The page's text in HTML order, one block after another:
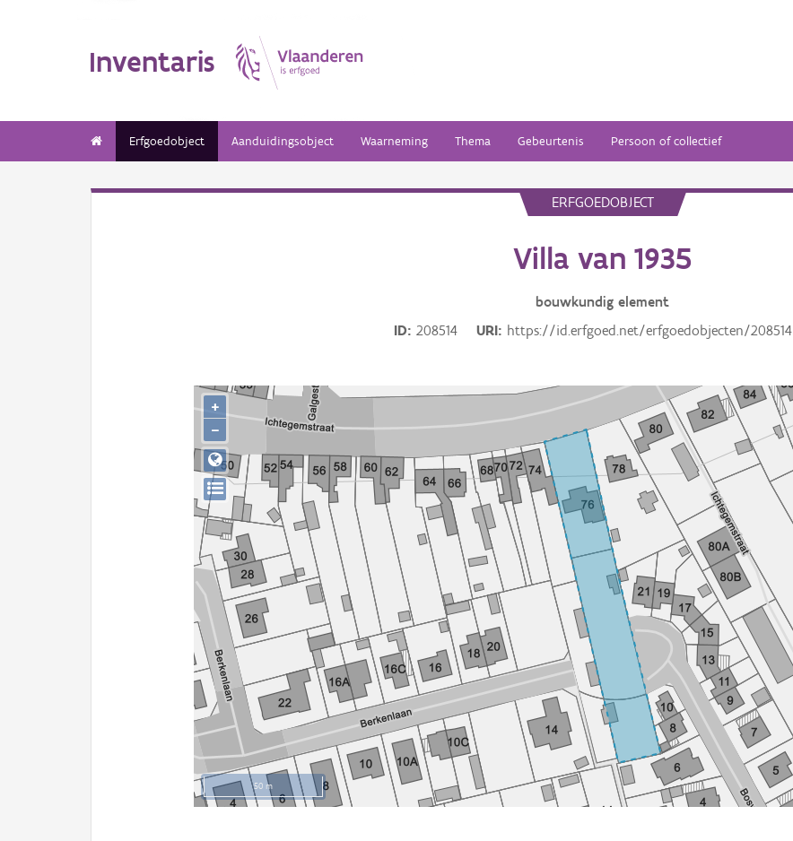
Inventaris
Erfgoedobject Aanduidingsobject Waarneming Thema Gebeurtenis Persoon of collectief
ERFGOEDOBJECT
Villa van 1935
bouwkundig element
ID
208514 URI https://id.erfgoed.net/erfgoedobjecten/208514
50 m
+
−